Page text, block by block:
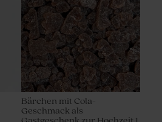
Bärchen mit Cola-
Geschmack als